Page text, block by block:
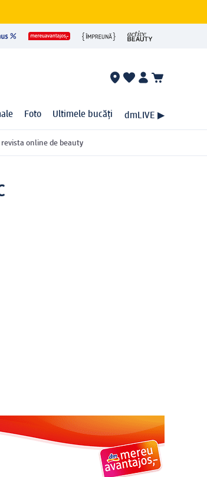
Foto Ultimele bucăți dmLIVE ▶
online de beauty